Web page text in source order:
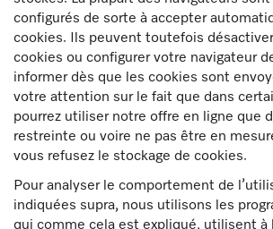
configurés de sorte à accepter
cookies. Ils peuvent toutefois
cookies ou configurer votre navigateur
informer dès que les cookies sont
votre attention sur le fait que dans
pourrez utiliser notre offre en ligne que
restreinte ou voire ne pas être en
vous refusez le stockage de cookies.
Pour analyser le comportement de
indiquées supra, nous utilisons les
qui comme cela est expliqué, utilisent à